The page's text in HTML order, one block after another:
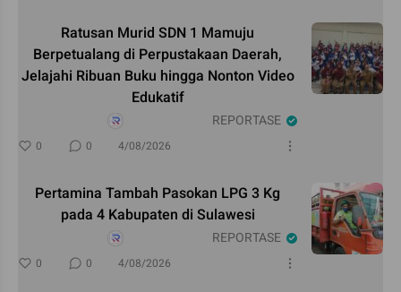
Ratusan Murid SDN 1 Mamuju
Berpetualang di Perpustakaan Daerah,
Jelajahi Ribuan Buku hingga Nonton Video
Edukatif
REPORTASE
0 0 4/08/2026
Pertamina Tambah Pasokan LPG 3 Kg
pada 4 Kabupaten di Sulawesi
REPORTASE
0 0 4/08/2026